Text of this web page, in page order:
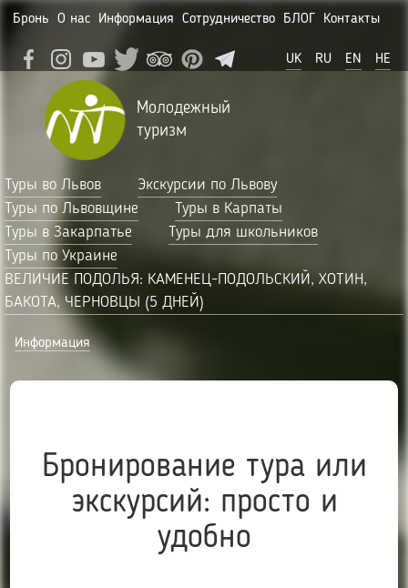
Бронь О нас Информация Сотрудничество БЛОГ Контакты
UK RU EN HE
Молодежный
туризм
Туры во Львов
Экскурсии по Львову
Туры по Львовщине
Туры в Карпаты
Туры в Закарпатье
Туры для школьников
Туры по Украине
ВЕЛИЧИЕ ПОДОЛЬЯ: КАМЕНЕЦ-ПОДОЛЬСКИЙ, ХОТИН,
БАКОТА, ЧЕРНОВЦЫ (5 ДНЕЙ)
Информация
Бронирование тура или
экскурсий: просто и
удобно